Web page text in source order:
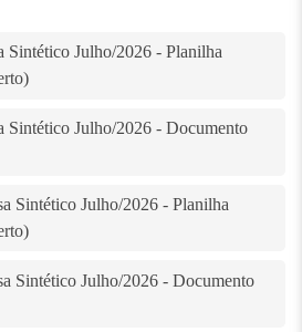
Sintético Julho/2026 - Planilha
Sintético Julho/2026 - Documento
Sintético Julho/2026 - Planilha
Sintético Julho/2026 - Documento